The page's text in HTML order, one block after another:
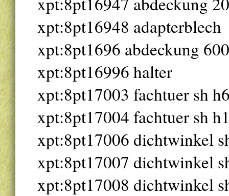
xpt:8pt16948 adapterblech
xpt:8pt1696 abdeckung
xpt:8pt16996 halter
xpt:8pt17003 fachtuer sh
xpt:8pt17004 fachtuer sh
xpt:8pt17006 dichtwinkel
xpt:8pt17007 dichtwinkel
xpt:8pt17008 dichtwinkel